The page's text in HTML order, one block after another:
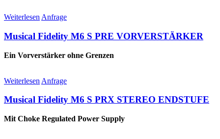
Weiterlesen Anfrage
Musical Fidelity M6 S PRE VORVERSTÄRKER
Ein Vorverstärker ohne Grenzen
Weiterlesen Anfrage
Musical Fidelity M6 S PRX STEREO ENDSTUFE
Mit Choke Regulated Power Supply